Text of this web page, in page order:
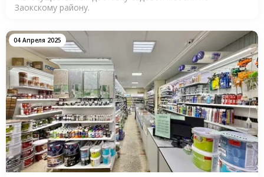
Заокскому району.
04 Апреля 2025